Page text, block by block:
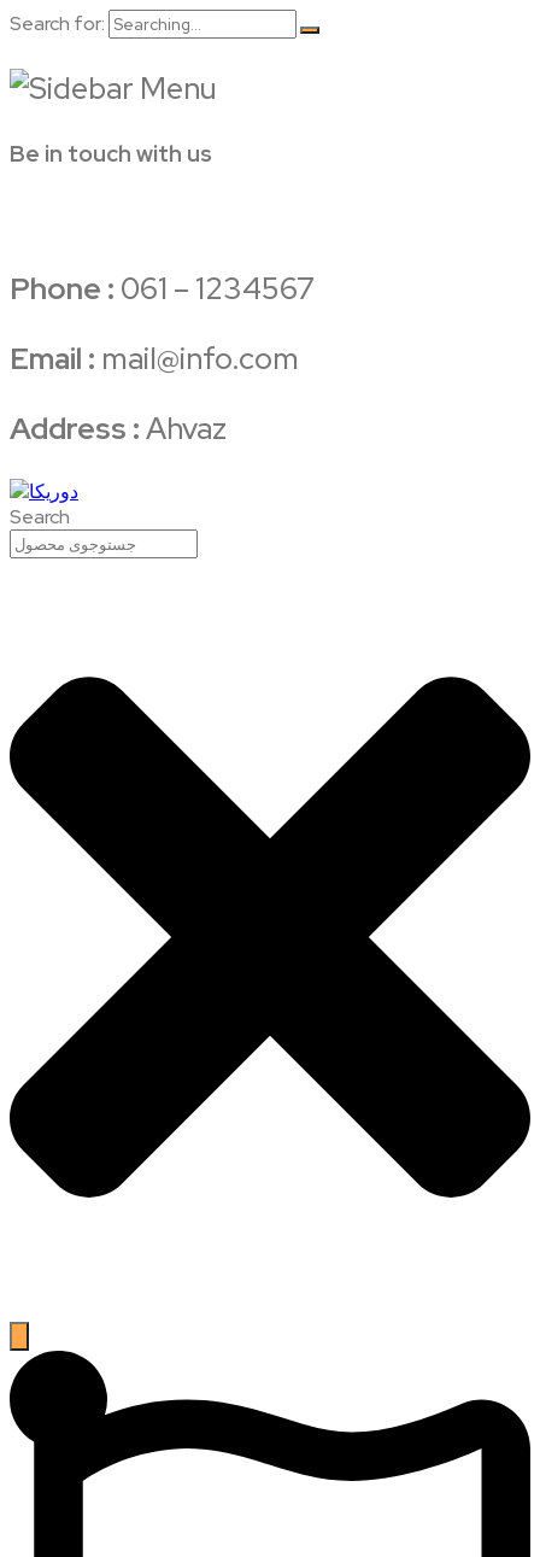
Search for:
Be in touch with us
Phone : 061 – 1234567
Email : mail@info.com
Address :Ahvaz
Search